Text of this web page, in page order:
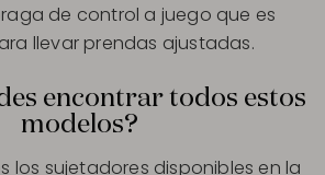
de control a juego que es
llevar prendas ajustadas.
encontrar todos estos
modelos?
los sujetadores disponibles en la